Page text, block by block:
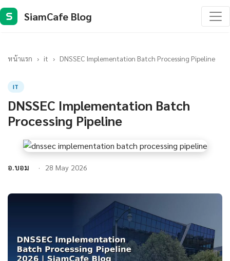
S SiamCafe Blog
หน้าแรก › it › DNSSEC Implementation Batch Processing Pipeline
IT
DNSSEC Implementation Batch
Processing Pipeline
อ.บอม 28 May 2026